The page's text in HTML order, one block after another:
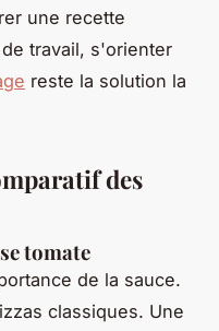
une recette
travail, s'orienter
reste la solution la
des
tomate
de la sauce.
classiques. Une